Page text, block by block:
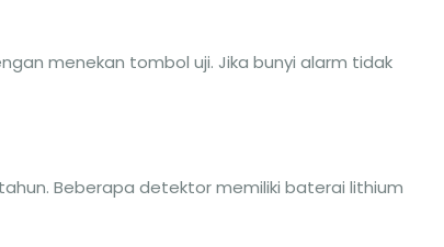
menekan tombol uji. Jika bunyi alarm tidak
Beberapa detektor memiliki baterai lithium